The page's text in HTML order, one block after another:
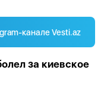
канале Vesti.az
за киевское